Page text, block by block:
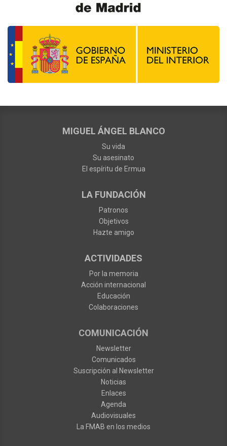
MIGUEL ÁNGEL BLANCO
Su vida
Su asesinato
El espíritu de Ermua
LA FUNDACIÓN
Patronos
Objetivos
Hazte amigo
ACTIVIDADES
Por la memoria
Acción internacional
Educación
Colaboraciones
COMUNICACIÓN
Newsletter
Comunicados
Suscripción al Newsletter
Noticias
Enlaces
Agenda
Audiovisuales
La FMAB en los medios